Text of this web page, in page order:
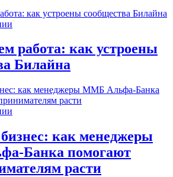
работа: как устроены
Билайна
как менеджеры
Банка помогают
расти